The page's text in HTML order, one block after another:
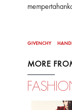
GIVENCHY
MORE